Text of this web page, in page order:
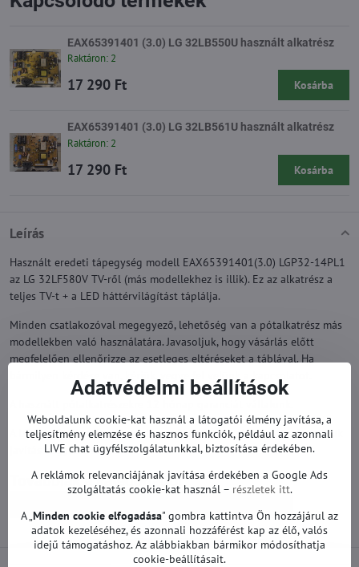
Leírás
Használt eredeti tápegység modell EAX65391401(3.0) LGP32-14PL1
az LG 32LF580V TV-ről (más modellekhez is illik). Ez az alkatrész a
teljes TV-t + a LED háttérvilágítást táplálja.
Minden csatlakozóval megegyező, lehetőség van a pótalkatrész más
modellekben való használatára. Javasoljuk, hogy vásárlás előtt
megfelelően ellenőrizze az esetleges eltéréseket a táblával. Ha
A LG TV pótalkatrészek gyárilag működőképesek. Nem történt rajtuk
javítás vagy szervizelés.
Továbbiak a kategóriából
EAX65391401 (3.0) LG 32LB550U használt alkatrész
Raktáron: 2
17 290 Ft Kosárba
EAX65391401 (3.0) LG 32LB561U használt alkatrész
Raktáron: 2
17 290 Ft Kosárba
Adatvédelmi beállítások
Weboldalunk cookie-kat használ a látogatói élmény javítása, a
teljesítmény elemzése és hasznos funkciók, például az azonnali
LIVE chat ügyfélszolgálatunkkal, biztosítása érdekében.
A reklámok relevanciájának javítása érdekében a Google Ads
szolgáltatás cookie-kat használ – részletek itt.
A „ Minden cookie elfogadása" gombra kattintva Ön hozzájárul az
adatok kezeléséhez, és azonnali hozzáférést kap az élő, valós
idejű támogatáshoz. Az alábbiakban bármikor módosíthatja
cookie-beállításait.